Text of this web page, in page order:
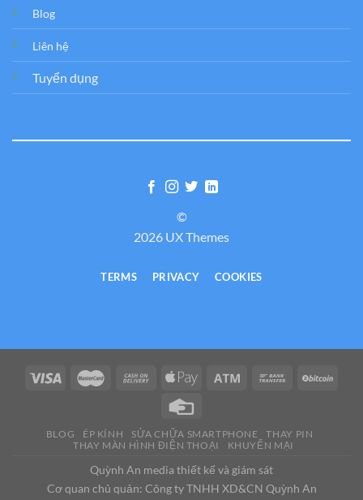
Blog
Liên hệ
Tuyển dụng
©
2026 UX Themes
TERMS PRIVACY COOKIES
BLOG ÉP KÍNH SỬA CHỮA SMARTPHONE
THAY PIN
THAY MÀN HÌNH ĐIỆN THOẠI
KHUYẾN MẠI
Quỳnh An media thiết kế và giám sát
Cơ quan chủ quản: Công ty TNHH XD&CN Quỳnh An